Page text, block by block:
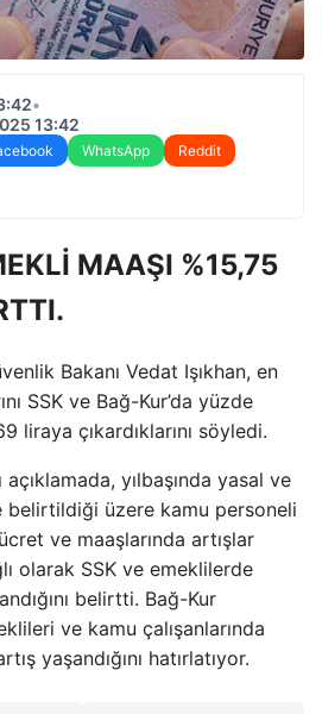
•
13:42
WhatsApp
Reddit
MAAŞI %15,75
Bakanı Vedat Işıkhan, en
SSK ve Bağ-Kur’da yüzde
liraya çıkardıklarını söyledi.
açıklamada, yılbaşında yasal ve
belirtildiği üzere kamu personeli
ve maaşlarında artışlar
olarak SSK ve emeklilerde
belirtti. Bağ-Kur
ve kamu çalışanlarında
yaşandığını hatırlatıyor.